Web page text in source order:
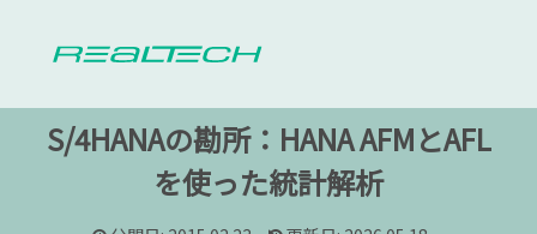
S/4HANAの勘所：HANA AFMとAFL
を使った統計解析